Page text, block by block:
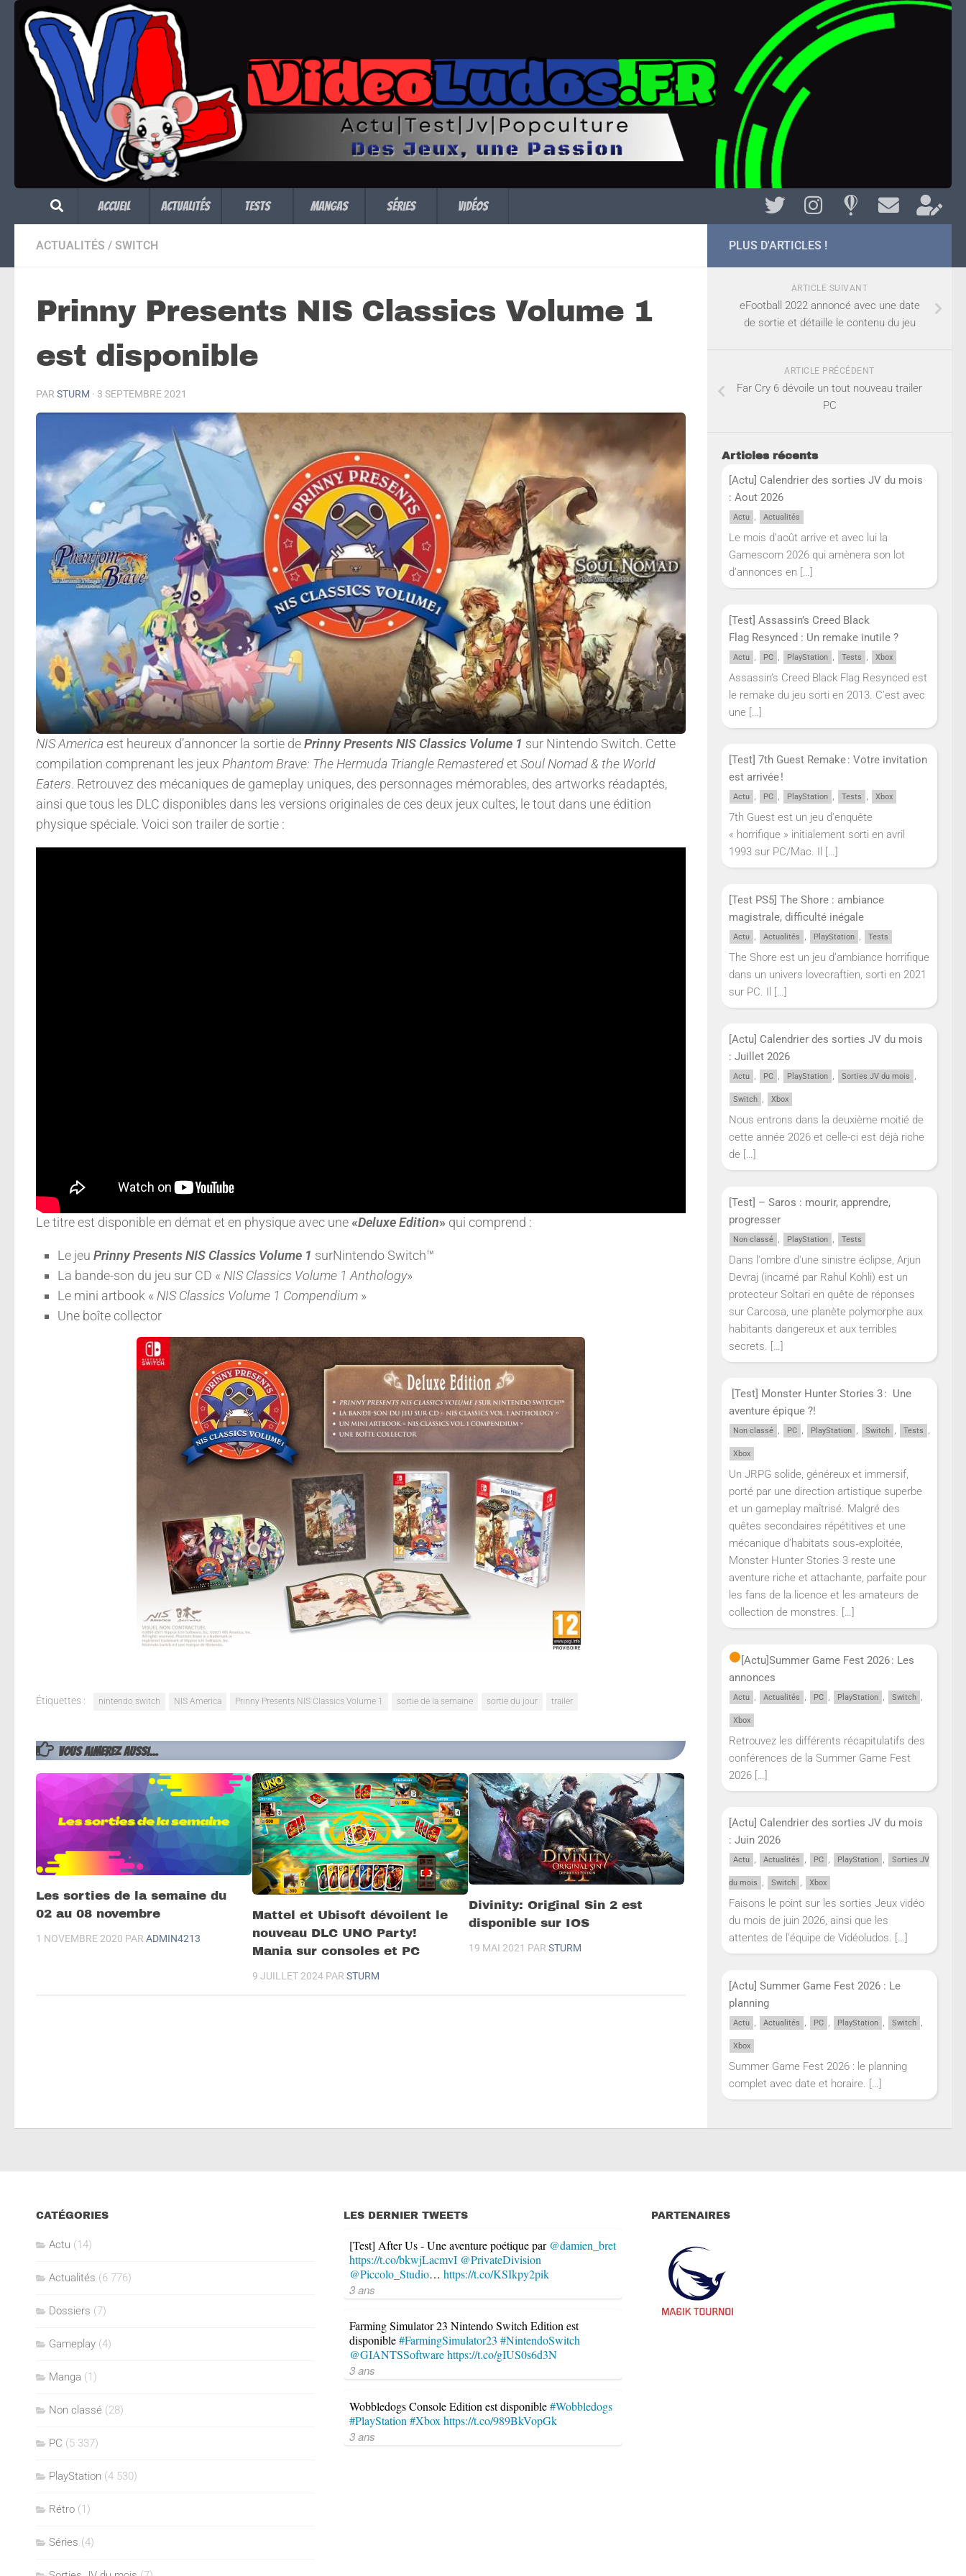
Skip to content
Accueil Actualités Tests Mangas Séries Vidéos
ACTUALITÉS / SWITCH
Prinny Presents NIS Classics Volume 1
est disponible
PAR STURM · 3 SEPTEMBRE 2021
NIS Americaest heureux d’annoncer la sortie dePrinny Presents NIS Classics Volume 1 sur Nintendo Switch. Cette
compilation comprenant les jeux Phantom Brave: The Hermuda Triangle Remasteredet Soul Nomad & the World
Eaters. Retrouvez des mécaniques de gameplay uniques, des personnages mémorables, des artworks réadaptés,
ainsi que tous les DLC disponibles dans les versions originales de ces deux jeux cultes, le tout dans une édition
physique spéciale. Voici son trailer de sortie :
Le titre est disponible en démat et en physique avec une«Deluxe Edition» qui comprend :
Le jeu Prinny Presents NIS Classics Volume 1 surNintendo Switch™
La bande-son du jeu sur CD « NIS Classics Volume 1 Anthology»
Le mini artbook « NIS Classics Volume 1 Compendium »
Une boîte collector
Étiquettes : nintendo switch NIS America Prinny Presents NIS Classics Volume 1 sortie de la semaine sortie du jour trailer
VOUS AIMEREZ AUSSI...
Les sorties de la semaine du
02 au 08 novembre
1 NOVEMBRE 2020 PAR ADMIN4213
Mattel et Ubisoft dévoilent le
nouveau DLC UNO Party!
Mania sur consoles et PC
9 JUILLET 2024 PARSTURM
Divinity: Original Sin 2 est
disponible sur IOS
19 MAI 2021 PARSTURM
PLUS D'ARTICLES !
ARTICLE SUIVANT
eFootball 2022 annoncé avec une date
de sortie et détaille le contenu du jeu
ARTICLE PRÉCÉDENT
Far Cry 6 dévoile un tout nouveau trailer
PC
Articles récents
[Actu] Calendrier des sorties JV du mois
: Aout 2026
Actu , Actualités
Le mois d’août arrive et avec lui la
Gamescom 2026 qui amènera son lot
d’annonces en […]
[Test] Assassin’s Creed Black
Flag Resynced : Un remake inutile ?
Actu , PC , PlayStation , Tests , Xbox
Assassin’s Creed Black Flag Resynced est
le remake du jeu sorti en 2013. C’est avec
une […]
[Test] 7th Guest Remake : Votre invitation
est arrivée !
Actu , PC , PlayStation , Tests , Xbox
7th Guest est un jeu d’enquête
« horrifique » initialement sorti en avril
1993 sur PC/Mac. Il
[…]
[Test PS5] The Shore : ambiance
magistrale, difficulté inégale
Actu , Actualités , PlayStation , Tests
The Shore est un jeu d’ambiance horrifique
dans un univers lovecraftien, sorti en 2021
sur PC. Il […]
[Actu] Calendrier des sorties JV du mois
: Juillet 2026
Actu , PC , PlayStation , Sorties JV du mois ,
Switch , Xbox
Nous entrons dans la deuxième moitié de
cette année 2026 et celle-ci est déjà riche
de […]
[Test] – Saros : mourir, apprendre,
progresser
Non classé , PlayStation , Tests
Dans l'ombre d'une sinistre éclipse, Arjun
Devraj (incarné par Rahul Kohli) est un
protecteur Soltari en quête de réponses
sur Carcosa, une planète polymorphe aux
habitants dangereux et aux terribles
secrets. […]
[Test] Monster Hunter Stories 3 : Une
aventure épique ?!
Non classé , PC , PlayStation , Switch , Tests ,
Xbox
Un JRPG solide, généreux et immersif,
porté par une direction artistique superbe
et un gameplay maîtrisé. Malgré des
quêtes secondaires répétitives et une
mécanique d’habitats sous‑exploitée,
Monster Hunter Stories 3 reste une
aventure riche et attachante, parfaite pour
les fans de la licence et les amateurs de
collection de monstres. […]
[Actu]Summer Game Fest 2026 : Les
annonces
Actu , Actualités , PC , PlayStation , Switch ,
Xbox
Retrouvez les différents récapitulatifs des
conférences de la Summer Game Fest
2026 […]
[Actu] Calendrier des sorties JV du mois
: Juin 2026
Actu , Actualités , PC , PlayStation , Sorties JV
du mois , Switch , Xbox
Faisons le point sur les sorties Jeux vidéo
du mois de juin 2026, ainsi que les
attentes de l'équipe de Vidéoludos. […]
[Actu] Summer Game Fest 2026 : Le
planning
Actu , Actualités , PC , PlayStation , Switch ,
Xbox
Summer Game Fest 2026 : le planning
complet avec date et horaire. […]
CATÉGORIES
Actu (14)
Actualités (6 776)
Dossiers (7)
Gameplay (4)
Manga (1)
Non classé (28)
PC (5 337)
PlayStation (4 530)
Rétro (1)
Séries (4)
LES DERNIER TWEETS
[Test] After Us - Une aventure poétique par @damien_bret
https://t.co/bkwjLacmvI @PrivateDivision
@Piccolo_Studio… https://t.co/KSIkpy2pik
3 ans
Farming Simulator 23 Nintendo Switch Edition est
disponible#FarmingSimulator23 #NintendoSwitch
@GIANTSSoftwarehttps://t.co/gIUS0s6d3N
3 ans
Wobbledogs Console Edition est disponible#Wobbledogs
#PlayStation #Xbox https://t.co/989BkVopGk
3 ans
PARTENAIRES